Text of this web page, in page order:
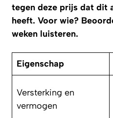
tegen deze prijs dat dit
heeft. Voor wie?
weken luisteren.
Eigenschap
Versterking en
vermogen